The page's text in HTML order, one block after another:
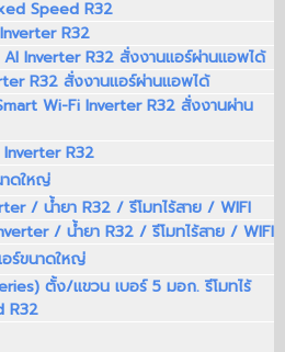
Speed R32
R32
Inverter R32 สั่งงานแอร์ผ่านแอพได้
R32 สั่งงานแอร์ผ่านแอพได้
Wi-Fi Inverter R32 สั่งงานผ่าน
Inverter R32
ดใหญ่
/ น้ำยา R32 / รีโมทไร้สาย / WIFI
/ น้ำยา R32 / รีโมทไร้สาย / WIFI
ร์ขนาดใหญ่
ตั้ง/แขวน เบอร์ 5 มอก. รีโมทไร้
R32